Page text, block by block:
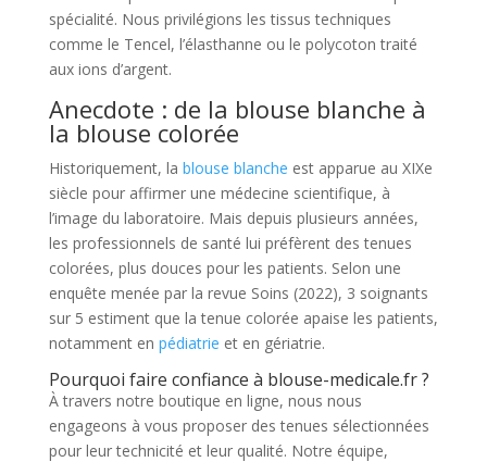
spécialité. Nous privilégions les tissus techniques
comme le Tencel, l’élasthanne ou le polycoton traité
aux ions d’argent.
Anecdote : de la blouse blanche à
la blouse colorée
Historiquement, la blouse blanche est apparue au XIXe
siècle pour affirmer une médecine scientifique, à
l’image du laboratoire. Mais depuis plusieurs années,
les professionnels de santé lui préfèrent des tenues
colorées, plus douces pour les patients. Selon une
enquête menée par la revue Soins (2022), 3 soignants
sur 5 estiment que la tenue colorée apaise les patients,
notamment en pédiatrie et en gériatrie.
Pourquoi faire confiance à blouse-medicale.fr ?
À travers notre boutique en ligne, nous nous
engageons à vous proposer des tenues sélectionnées
pour leur technicité et leur qualité. Notre équipe,